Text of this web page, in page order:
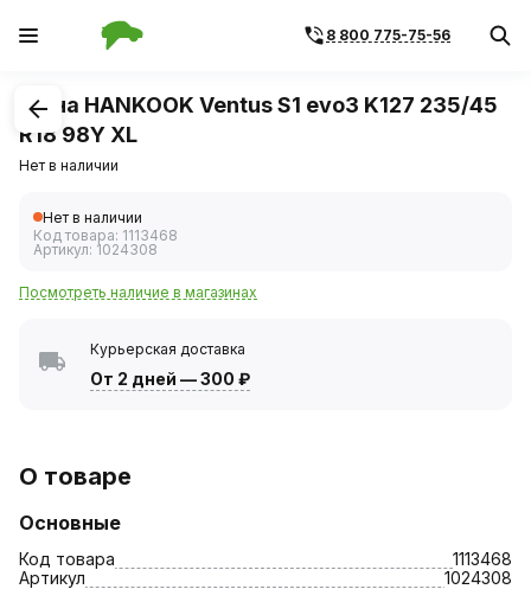
8 800 775-75-56
1/1
Шина HANKOOK Ventus S1 evo3 K127 235/45
R18 98Y XL
Нет в наличии
Нет в наличии
Код товара: 1113468
Артикул: 1024308
Посмотреть наличие в магазинах
Курьерская доставка
От 2 дней —300 ₽
О товаре
Основные
Код товара
1113468
Артикул
1024308